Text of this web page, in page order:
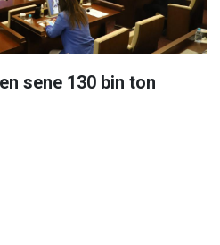
sene 130 bin ton